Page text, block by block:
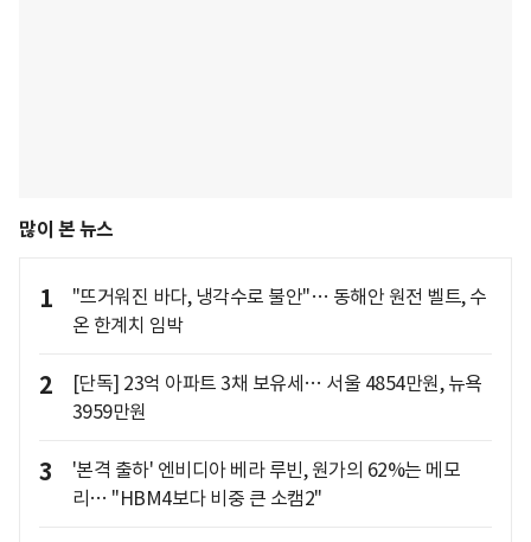
많이 본 뉴스
1
"뜨거워진 바다, 냉각수로 불안"… 동해안 원전 벨트, 수
온 한계치 임박
2
[단독] 23억 아파트 3채 보유세… 서울 4854만원, 뉴욕
3959만원
3
'본격 출하' 엔비디아 베라 루빈, 원가의 62%는 메모
리… "HBM4보다 비중 큰 소캠2"